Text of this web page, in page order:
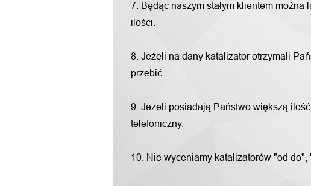
7. Będąc naszym stałym klientem
ilości.
8. Jeżeli na dany katalizator otrzymali
przebić.
9. Jeżeli posiadają Państwo większą
telefoniczny.
10. Nie wyceniamy katalizatorów "od do",